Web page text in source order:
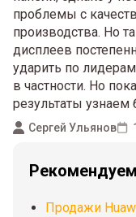
проблемы с
производства. Но
дисплеев
ударить по
в частности. Но
результаты узнаем
Сергей Ульянов
Продажи